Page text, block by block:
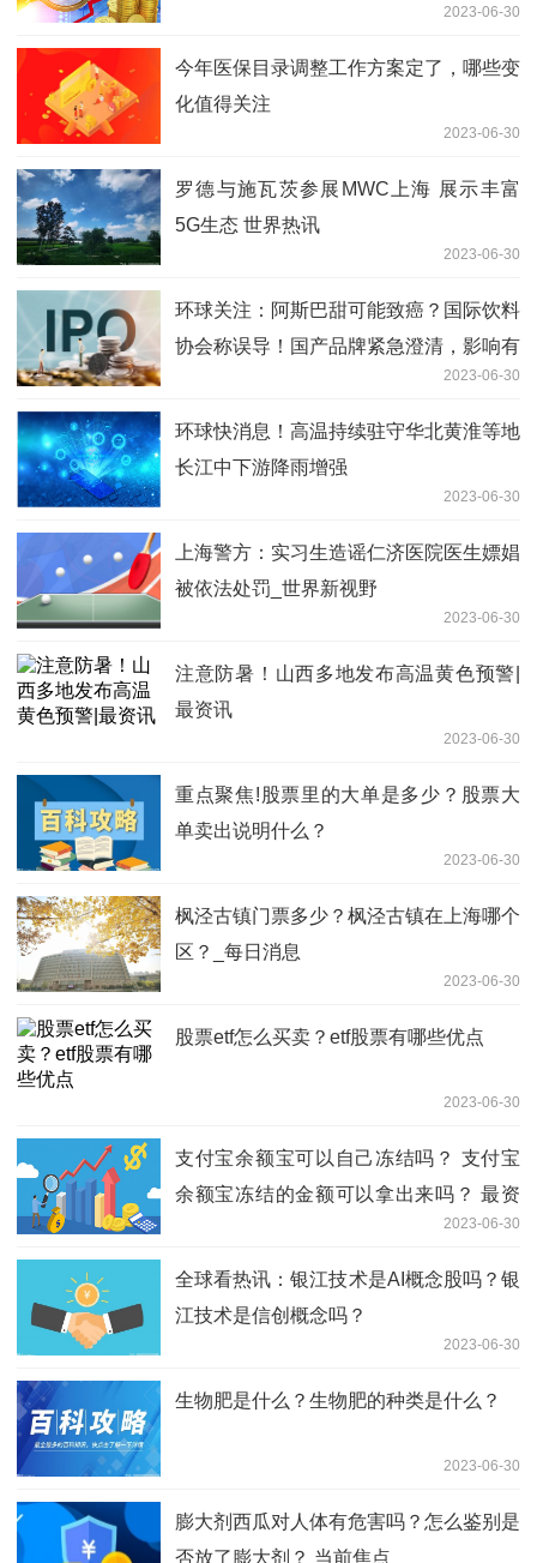
2023-06-30
今年医保目录调整工作方案定了，哪些变
化值得关注
2023-06-30
罗德与施瓦茨参展MWC上海 展示丰富
5G生态 世界热讯
2023-06-30
环球关注：阿斯巴甜可能致癌？国际饮料
协会称误导！国产品牌紧急澄清，影响有
2023-06-30
环球快消息！高温持续驻守华北黄淮等地
长江中下游降雨增强
2023-06-30
上海警方：实习生造谣仁济医院医生嫖娼
被依法处罚_世界新视野
2023-06-30
注意防暑！山西多地发布高温黄色预警|
最资讯
2023-06-30
重点聚焦!股票里的大单是多少？股票大
单卖出说明什么？
2023-06-30
枫泾古镇门票多少？枫泾古镇在上海哪个
区？_每日消息
2023-06-30
股票etf怎么买卖？etf股票有哪些优点
2023-06-30
支付宝余额宝可以自己冻结吗？ 支付宝
余额宝冻结的金额可以拿出来吗？ 最资
2023-06-30
全球看热讯：银江技术是AI概念股吗？银
江技术是信创概念吗？
2023-06-30
生物肥是什么？生物肥的种类是什么？
2023-06-30
膨大剂西瓜对人体有危害吗？怎么鉴别是
否放了膨大剂？ 当前焦点